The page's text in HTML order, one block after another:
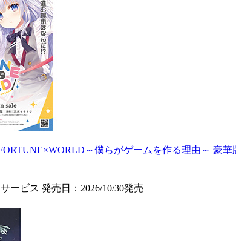
～僕らがゲームを作る理由～
ービス 発売日：2026/10/30発売